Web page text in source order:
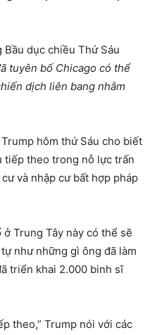
dục chiều Thứ Sáu
tuyên bố Chicago có thể
dịch liên bang nhằm
hôm thứ Sáu cho biết
tiếp theo trong nỗ lực trấn
và nhập cư bất hợp pháp
Trung Tây này có thể sẽ
như những gì ông đã làm
triển khai 2.000 binh sĩ
theo,” Trump nói với các